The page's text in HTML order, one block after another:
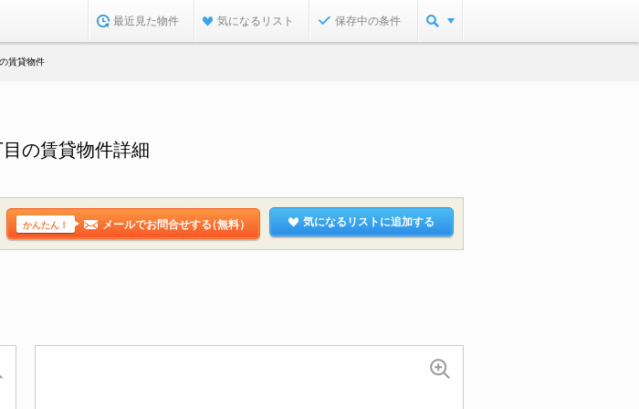
最近見た物件 気になるリスト 保存中の条件
賃貸物件
の賃貸物件詳細
かんたん！ メールでお問合せする（無料） 気になるリストに追加する